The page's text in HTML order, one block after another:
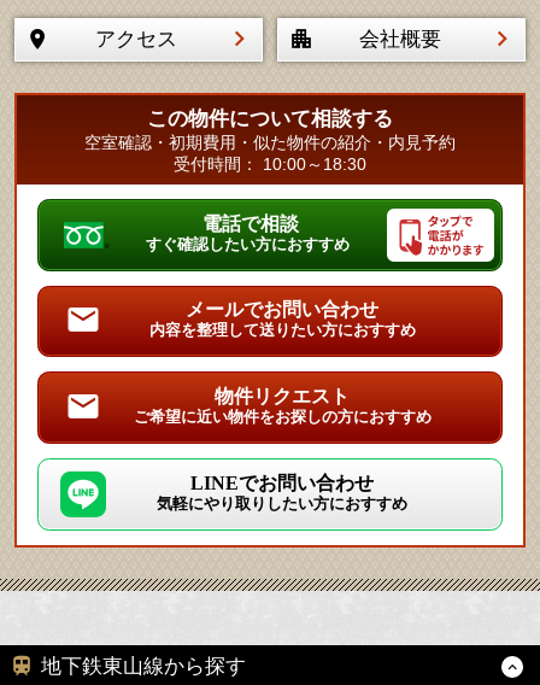
アクセス 会社概要
この物件について相談する
空室確認・初期費用・似た物件の紹介・内見予約
受付時間： 10:00～18:30
電話で相談
すぐ確認したい方におすすめ
メールでお問い合わせ
内容を整理して送りたい方におすすめ
物件リクエスト
ご希望に近い物件をお探しの方におすすめ
LINEでお問い合わせ
気軽にやり取りしたい方におすすめ
地下鉄東山線から探す